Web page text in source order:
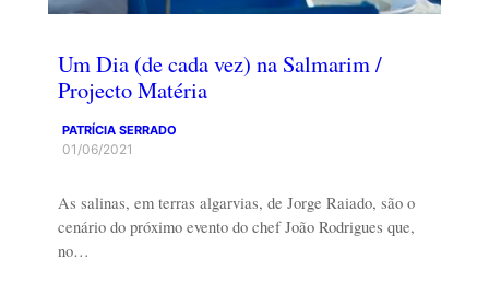
Um Dia (de cada vez) na Salmarim /
Projecto Matéria
PATRÍCIA SERRADO
01/06/2021
As salinas, em terras algarvias, de Jorge Raiado, são o
cenário do próximo evento do chef João Rodrigues que,
no…